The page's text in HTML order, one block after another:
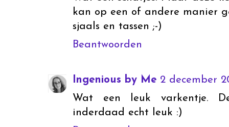
kan op een of andere manier
sjaals en tassen ;-)
Beantwoorden
Ingenious by Me 2 december
Wat een leuk varkentje.
inderdaad echt leuk :)